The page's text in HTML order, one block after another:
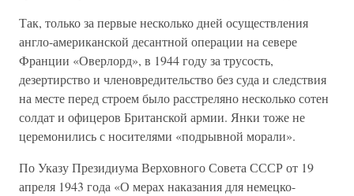
Так, только за первые несколько дней осуществления
англо-американской десантной операции на севере
Франции «Оверлорд», в 1944 году за трусость,
дезертирство и членовредительство без суда и следствия
на месте перед строем было расстреляно несколько сотен
солдат и офицеров Британской армии. Янки тоже не
церемонились с носителями «подрывной морали».
По Указу Президиума Верховного Совета СССР от 19
апреля 1943 года «О мерах наказания для немецко-